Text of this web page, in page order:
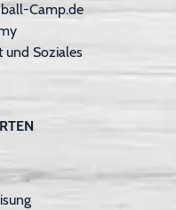
Camp.de
und Soziales